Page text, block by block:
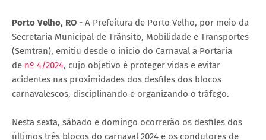
Porto Velho, RO - A Prefeitura de Porto Velho, por meio da
Secretaria Municipal de Trânsito, Mobilidade e Transportes
(Semtran), emitiu desde o início do Carnaval a Portaria
de nº 4/2024, cujo objetivo é proteger vidas e evitar
acidentes nas proximidades dos desfiles dos blocos
carnavalescos, disciplinando e organizando o tráfego.
Nesta sexta, sábado e domingo ocorrerão os desfiles dos
últimos três blocos do carnaval 2024 e os condutores de